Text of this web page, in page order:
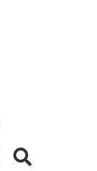
HAKU